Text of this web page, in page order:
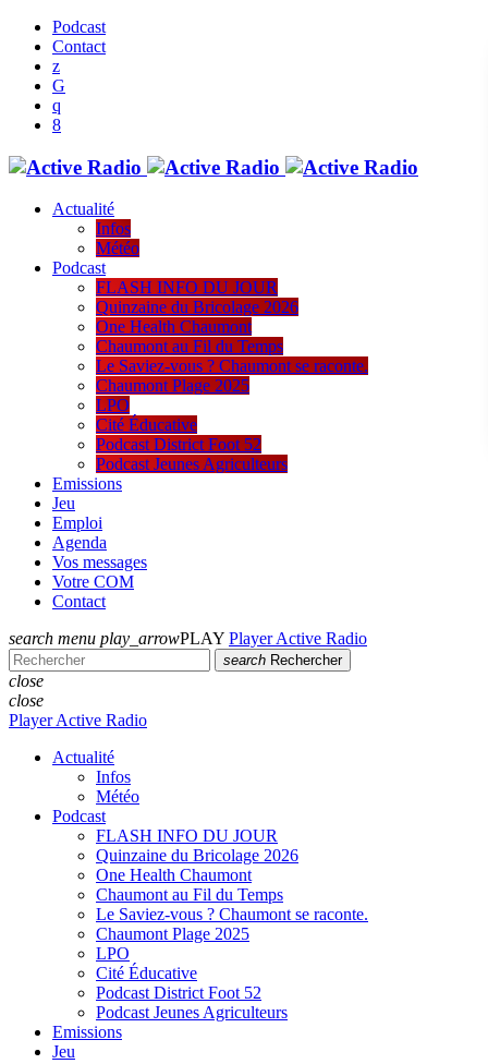
Podcast
Contact
Actualité
Infos
Météo
Podcast
FLASH INFO DU JOUR
Quinzaine du Bricolage 2026
One Health Chaumont
Chaumont au Fil du Temps
Le Saviez-vous ? Chaumont se raconte.
Chaumont Plage 2025
LPO
Cité Éducative
Podcast District Foot 52
Podcast Jeunes Agriculteurs
Emissions
Jeu
Emploi
Agenda
Vos messages
Votre COM
Contact
search menu play_arrowPLAY Player Active Radio
search Rechercher
close
close
Player Active Radio
Actualité
Infos
Météo
Podcast
FLASH INFO DU JOUR
Quinzaine du Bricolage 2026
One Health Chaumont
Chaumont au Fil du Temps
Le Saviez-vous ? Chaumont se raconte.
Chaumont Plage 2025
LPO
Cité Éducative
Podcast District Foot 52
Podcast Jeunes Agriculteurs
Emissions
Jeu